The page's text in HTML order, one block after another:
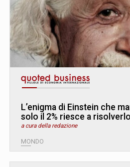
L’enigma di Einstein che
solo il 2% riesce a risolverlo
a cura della redazione
MONDO